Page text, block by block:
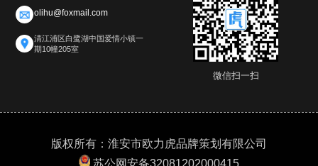
olihu@foxmail.com
清江浦区白鹭湖中国爱情小镇一
期10幢205室
微信扫一扫
版权所有：淮安市欧力虎品牌策划有限公司